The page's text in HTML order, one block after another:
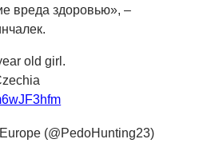
вреда здоровью», –
old girl.
(@PedoHunting23)